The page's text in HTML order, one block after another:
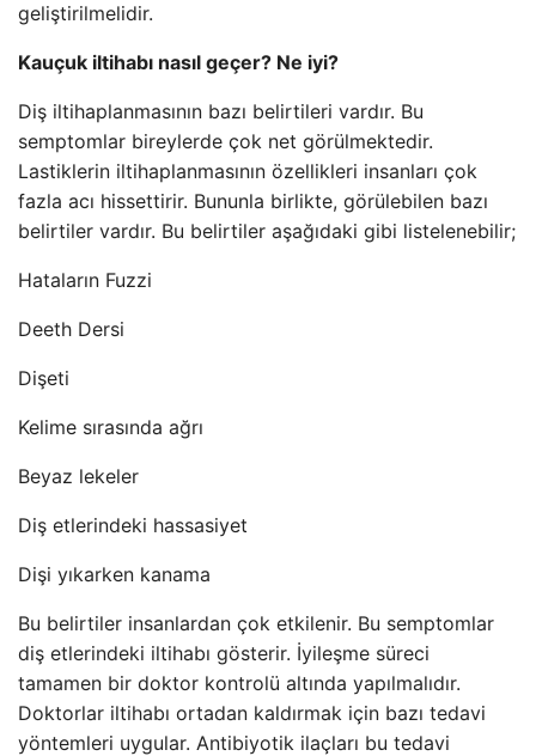
geliştirilmelidir.
Kauçuk iltihabı nasıl geçer? Ne iyi?
Diş iltihaplanmasının bazı belirtileri vardır. Bu
semptomlar bireylerde çok net görülmektedir.
Lastiklerin iltihaplanmasının özellikleri insanları çok
fazla acı hissettirir. Bununla birlikte, görülebilen bazı
belirtiler vardır. Bu belirtiler aşağıdaki gibi listelenebilir;
Hataların Fuzzi
Deeth Dersi
Dişeti
Kelime sırasında ağrı
Beyaz lekeler
Diş etlerindeki hassasiyet
Dişi yıkarken kanama
Bu belirtiler insanlardan çok etkilenir. Bu semptomlar
diş etlerindeki iltihabı gösterir. İyileşme süreci
tamamen bir doktor kontrolü altında yapılmalıdır.
Doktorlar iltihabı ortadan kaldırmak için bazı tedavi
yöntemleri uygular. Antibiyotik ilaçları bu tedavi